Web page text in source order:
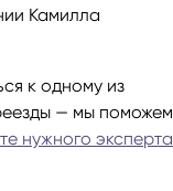
Камилла
к одному из
— мы поможем
нужного эксперта